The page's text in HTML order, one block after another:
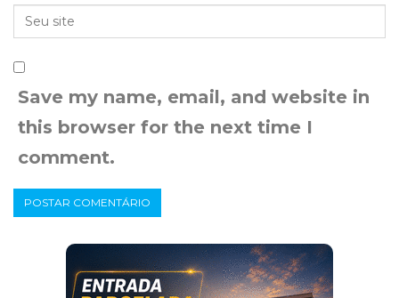
Save my name, email, and website in
this browser for the next time I
comment.